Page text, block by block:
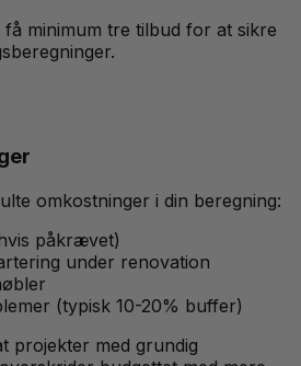
minimum tre tilbud for at sikre
omkostninger i din beregning:
påkrævet)
under renovation
(typisk 10-20% buffer)
projekter med grundig